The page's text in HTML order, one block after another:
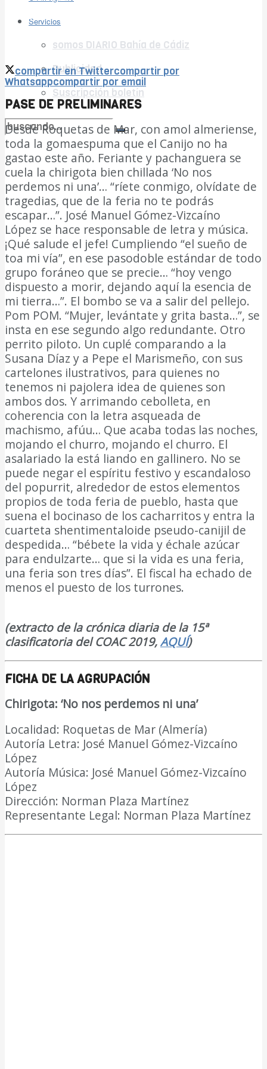
Servicios
somos DIARIO Bahía de Cádiz
Publicidad
Suscripción boletín
no encontramos resultados coincidentes
Ver todos los resultados
Ver todos los resultados
compartir en Twittercompartir por
Whatsappcompartir por email
PASE DE PRELIMINARES
Desde Roquetas de Mar, con amol almeriense,
toda la gomaespuma que el Canijo no ha
gastao este año. Feriante y pachanguera se
cuela la chirigota bien chillada ‘No nos
perdemos ni una’… “ríete conmigo, olvídate de
tragedias, que de la feria no te podrás
escapar…”. José Manuel Gómez-Vizcaíno
López se hace responsable de letra y música.
¡Qué salude el jefe! Cumpliendo “el sueño de
toa mi vía”, en ese pasodoble estándar de todo
grupo foráneo que se precie… “hoy vengo
dispuesto a morir, dejando aquí la esencia de
mi tierra…”. El bombo se va a salir del pellejo.
Pom POM. “Mujer, levántate y grita basta…”, se
insta en ese segundo algo redundante. Otro
perrito piloto. Un cuplé comparando a la
Susana Díaz y a Pepe el Marismeño, con sus
cartelones ilustrativos, para quienes no
tenemos ni pajolera idea de quienes son
ambos dos. Y arrimando cebolleta, en
coherencia con la letra asqueada de
machismo, afúu… Que acaba todas las noches,
mojando el churro, mojando el churro. El
asalariado la está liando en gallinero. No se
puede negar el espíritu festivo y escandaloso
del popurrit, alrededor de estos elementos
propios de toda feria de pueblo, hasta que
suena el bocinaso de los cacharritos y entra la
cuarteta shentimentaloide pseudo-canijil de
despedida… “bébete la vida y échale azúcar
para endulzarte… que si la vida es una feria,
una feria son tres días”. El fiscal ha echado de
menos el puesto de los turrones.
(extracto de la crónica diaria de la 15ª
clasificatoria del COAC 2019,AQUÍ)
FICHA DE LA AGRUPACIÓN
Chirigota: ‘No nos perdemos ni una’
Localidad: Roquetas de Mar (Almería)
Autoría Letra: José Manuel Gómez-Vizcaíno
López
Autoría Música: José Manuel Gómez-Vizcaíno
López
Dirección: Norman Plaza Martínez
Representante Legal: Norman Plaza Martínez